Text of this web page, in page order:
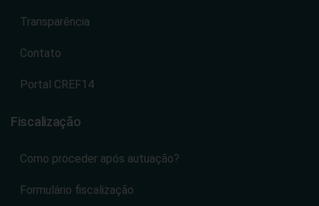
Transparência
Contato
Portal CREF14
Fiscalização
Como proceder após autuação?
Formulário fiscalização